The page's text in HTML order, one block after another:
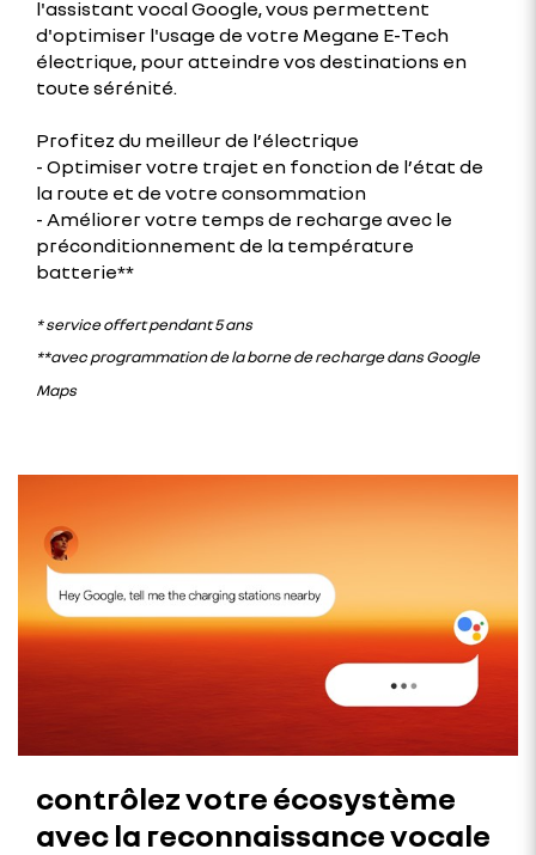
l'assistant vocal Google, vous permettent
d'optimiser l'usage de votre Megane E-Tech
électrique, pour atteindre vos destinations en
toute sérénité.
Profitez du meilleur de l’électrique
- Optimiser votre trajet en fonction de l’état de
la route et de votre consommation
- Améliorer votre temps de recharge avec le
préconditionnement de la température
batterie**
* service offert pendant 5 ans
**avec programmation de la borne de recharge dans Google
Maps
contrôlez votre écosystème
avec la reconnaissance vocale